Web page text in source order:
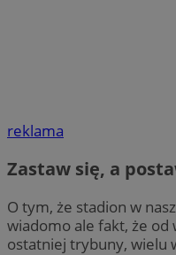
reklama
Zastaw się, a
O tym, że stadion w
wiadomo ale fakt, że
ostatniej trybuny, wielu